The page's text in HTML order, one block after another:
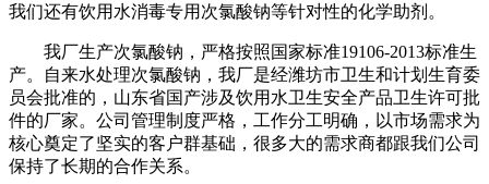
我们还有饮用水消毒专用次氯酸钠等针对性的化学助剂。
我厂生产次氯酸钠，严格按照国家标准19106-2013标准生
产。自来水处理次氯酸钠，我厂是经潍坊市卫生和计划生育委
员会批准的，山东省国产涉及饮用水卫生安全产品卫生许可批
件的厂家。公司管理制度严格，工作分工明确，以市场需求为
核心奠定了坚实的客户群基础，很多大的需求商都跟我们公司
保持了长期的合作关系。